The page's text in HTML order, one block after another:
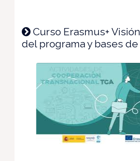
Curso Erasmus+
del programa y bases